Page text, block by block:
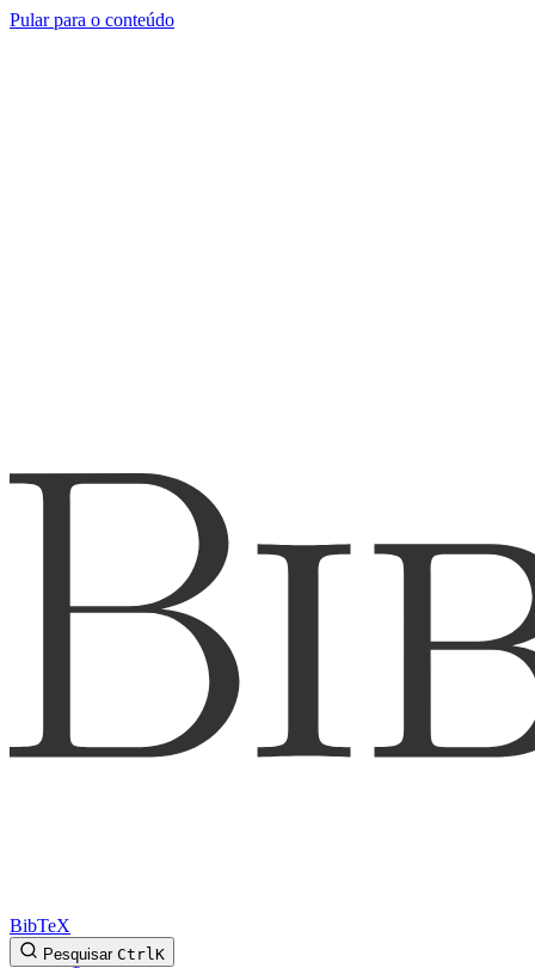
Pular para o conteúdo
BibTeX
Pesquisar CtrlK